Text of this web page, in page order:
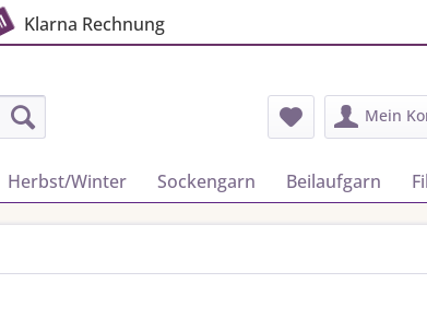
Klarna Rechnung
Mein
Herbst/Winter Sockengarn Beilaufgarn